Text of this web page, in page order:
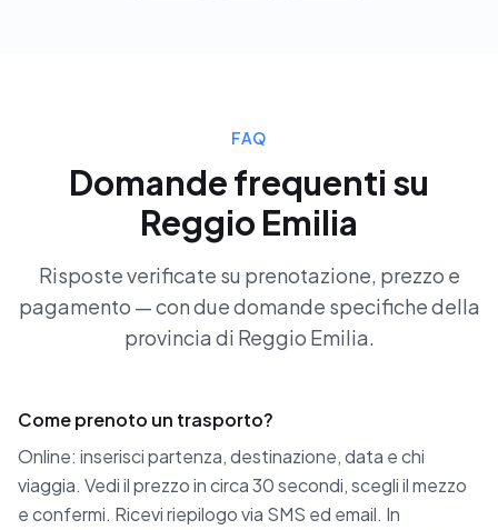
FAQ
Domande frequenti su
Reggio Emilia
Risposte verificate su prenotazione, prezzo e
pagamento — con due domande specifiche della
provincia di Reggio Emilia.
Come prenoto un trasporto?
Online: inserisci partenza, destinazione, data e chi
viaggia. Vedi il prezzo in circa 30 secondi, scegli il mezzo
e confermi. Ricevi riepilogo via SMS ed email. In